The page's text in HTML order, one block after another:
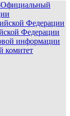
Официальный
Федерации
Федерации
информации
комитет